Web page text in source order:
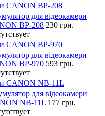
CANON BP-208
для відеокамери
BP-208 230 грн.
CANON BP-970
для відеокамери
BP-970 593 грн.
CANON NB-11L
для відеокамери
NB-11L 177 грн.